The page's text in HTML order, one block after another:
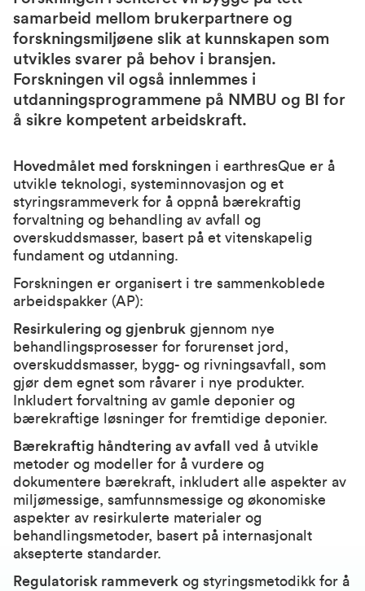
samarbeid mellom brukerpartnere og
forskningsmiljøene slik at kunnskapen som
utvikles svarer på behov i bransjen.
Forskningen vil også innlemmes i
utdanningsprogrammene på NMBU og BI for
å sikre kompetent arbeidskraft.
Hovedmålet med forskningen i earthresQue er å
utvikle teknologi, systeminnovasjon og et
styringsrammeverk for å oppnå bærekraftig
forvaltning og behandling av avfall og
overskuddsmasser, basert på et vitenskapelig
fundament og utdanning.
Forskningen er organisert i tre sammenkoblede
arbeidspakker (AP):
Resirkulering og gjenbruk gjennom nye
behandlingsprosesser for forurenset jord,
overskuddsmasser, bygg- og rivningsavfall, som
gjør dem egnet som råvarer i nye produkter.
Inkludert forvaltning av gamle deponier og
bærekraftige løsninger for fremtidige deponier.
Bærekraftig håndtering av avfall
ved å utvikle
metoder og modeller for å vurdere og
dokumentere bærekraft, inkludert alle aspekter av
miljømessige, samfunnsmessige og økonomiske
aspekter av resirkulerte materialer og
behandlingsmetoder, basert på internasjonalt
aksepterte standarder.
Regulatorisk rammeverk og styringsmetodikk for å